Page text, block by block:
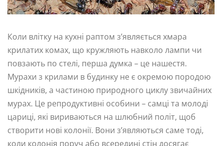
Коли влітку на кухні раптом з’являється хмара
крилатих комах, що кружляють навколо лампи чи
повзають по стелі, перша думка – це нашестя.
Мурахи з крилами в будинку не є окремою породою
шкідників, а частиною природного циклу звичайних
мурах. Це репродуктивні особини – самці та молоді
цариці, які вириваються на шлюбний політ, щоб
створити нові колонії. Вони з’являються саме тоді,
коли колонія поруч або всередині стін досягає